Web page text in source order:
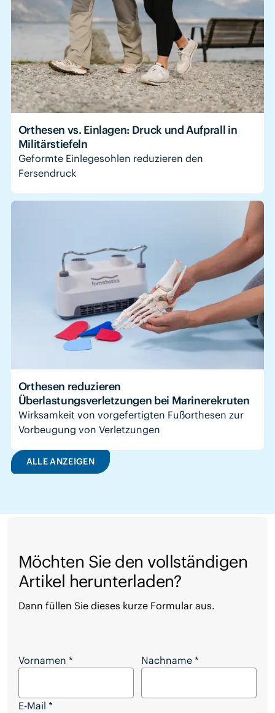
Orthesen vs. Einlagen: Druck und Aufprall in
Militärstiefeln
Geformte Einlegesohlen reduzieren den
Fersendruck
Orthesen reduzieren
Überlastungsverletzungen bei Marinerekruten
Wirksamkeit von vorgefertigten Fußorthesen zur
Vorbeugung von Verletzungen
ALLE ANZEIGEN
Möchten Sie den vollständigen
Artikel herunterladen?
Dann füllen Sie dieses kurze Formular aus.
Möchten Sie den vollständigen Artikel
Vornamen * Nachname *
E-Mail *